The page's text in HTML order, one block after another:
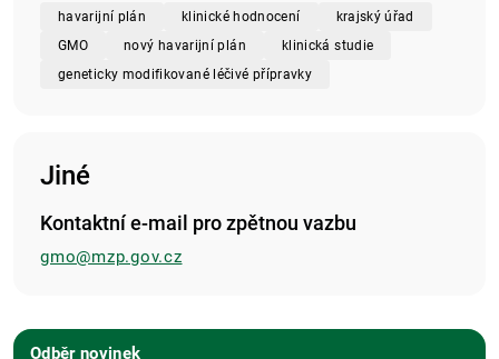
havarijní plán klinické hodnocení
krajský úřad
GMO
nový havarijní plán
klinická studie
geneticky modifikované léčivé přípravky
Jiné
Kontaktní e-mail pro zpětnou vazbu
gmo@mzp.gov.cz
Odběr novinek